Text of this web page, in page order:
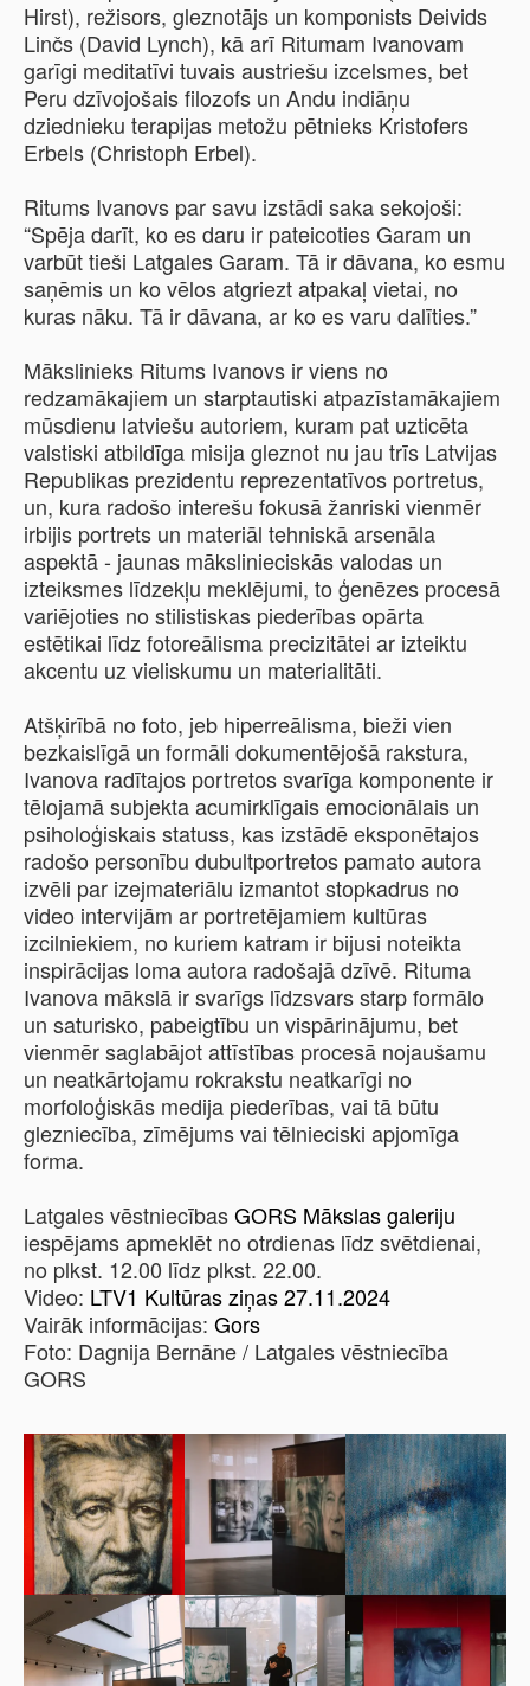
Hirst), režisors, gleznotājs un komponists Deivids
Linčs (David Lynch), kā arī Ritumam Ivanovam
garīgi meditatīvi tuvais austriešu izcelsmes, bet
Peru dzīvojošais filozofs un Andu indiāņu
dziednieku terapijas metožu pētnieks Kristofers
Erbels (Christoph Erbel).
Ritums Ivanovs par savu izstādi saka sekojoši:
“Spēja darīt, ko es daru ir pateicoties Garam un
varbūt tieši Latgales Garam. Tā ir dāvana, ko esmu
saņēmis un ko vēlos atgriezt atpakaļ vietai, no
kuras nāku. Tā ir dāvana, ar ko es varu dalīties.”
Mākslinieks Ritums Ivanovs ir viens no
redzamākajiem un starptautiski atpazīstamākajiem
mūsdienu latviešu autoriem, kuram pat uzticēta
valstiski atbildīga misija gleznot nu jau trīs Latvijas
Republikas prezidentu reprezentatīvos portretus,
un, kura radošo interešu fokusā žanriski vienmēr
irbijis portrets un materiāl tehniskā arsenāla
aspektā - jaunas mākslinieciskās valodas un
izteiksmes līdzekļu meklējumi, to ģenēzes procesā
variējoties no stilistiskas piederības opārta
estētikai līdz fotoreālisma precizitātei ar izteiktu
akcentu uz vieliskumu un materialitāti.
Atšķirībā no foto, jeb hiperreālisma, bieži vien
bezkaislīgā un formāli dokumentējošā rakstura,
Ivanova radītajos portretos svarīga komponente ir
tēlojamā subjekta acumirklīgais emocionālais un
psiholoģiskais statuss, kas izstādē eksponētajos
radošo personību dubultportretos pamato autora
izvēli par izejmateriālu izmantot stopkadrus no
video intervijām ar portretējamiem kultūras
izcilniekiem, no kuriem katram ir bijusi noteikta
inspirācijas loma autora radošajā dzīvē. Rituma
Ivanova mākslā ir svarīgs līdzsvars starp formālo
un saturisko, pabeigtību un vispārinājumu, bet
vienmēr saglabājot attīstības procesā nojaušamu
un neatkārtojamu rokrakstu neatkarīgi no
morfoloģiskās medija piederības, vai tā būtu
glezniecība, zīmējums vai tēlnieciski apjomīga
forma.
Latgales vēstniecībasGORS Mākslas galeriju
iespējams apmeklēt no otrdienas līdz svētdienai,
no plkst. 12.00 līdz plkst. 22.00.
Video: LTV1 Kultūras ziņas 27.11.2024
Vairāk informācijas: Gors
Foto: Dagnija Bernāne / Latgales vēstniecība
GORS